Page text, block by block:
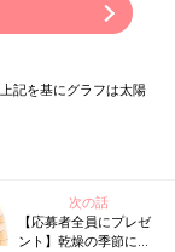
記を基にグラフは太陽
次の話
【応募者全員にプレゼ
ント】乾燥の季節にや